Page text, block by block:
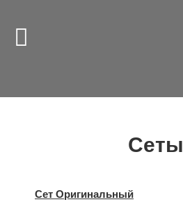
Сеты
Сет Оригинальный